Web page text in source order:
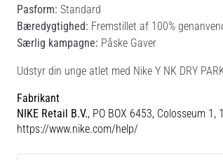
Pasform: Standard
Bæredygtighed: Fremstillet af 100%
Særlig kampagne: Påske Gaver
Udstyr din unge atlet med Nike Y NK DRY
Fabrikant
NIKE Retail B.V., PO BOX 6453, Colosseum 1,
https://www.nike.com/help/